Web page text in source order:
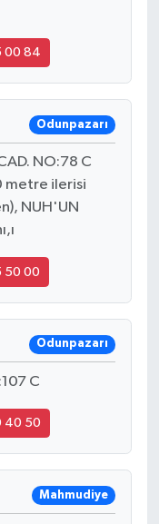
00 84
Odunpazarı
NO:78 C
metre ilerisi
NUH'UN
50 00
Odunpazarı
C
40 50
Mahmudiye